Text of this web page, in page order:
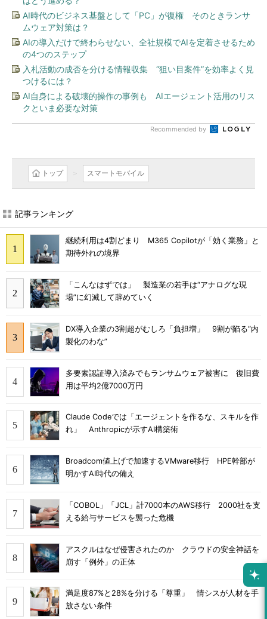
AI時代のビジネス基盤として「PC」が復権 そのときランサ
ムウェア対策は？
AIの導入だけで終わらせない、全社規模でAIを定着させるため
の4つのステップ
入札活動の成否を分ける情報収集 “狙い目案件”を効率よく見
つけるには？
AI自身による破壊的操作の事例も AIエージェント活用のリス
クといま必要な対策
Recommended by
トップ スマートモバイル
記事ランキング
継続利用は4割どまり M365 Copilotが「効く業務」と
期待外れの境界
「こんなはずでは」 製造業の若手は“アナログな現
場”に幻滅して辞めていく
DX導入企業の3割超がむしろ「負担増」 9割が陥る“内
製化のわな”
多要素認証導入済みでもランサムウェア被害に 復旧費
用は平均2億7000万円
Claude Codeでは「エージェントを作るな、スキルを作
れ」 Anthropicが示すAI構築術
Broadcom値上げで加速するVMware移行 HPE幹部が
明かすAI時代の備え
「COBOL」「JCL」計7000本のAWS移行 2000社を支
える給与サービスを襲った危機
アスクルはなぜ侵害されたのか クラウドの安全神話を
崩す「例外」の正体
満足度87%と28%を分ける「尊重」 情シスが人材を手
放さない条件